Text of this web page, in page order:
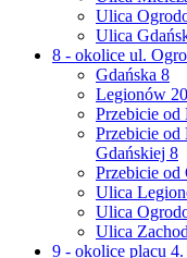
Ulica
Ulica
8 - okolice ul.
Gdańska 8
Legionów 20
Przebicie
Przebicie
Gdańskiej 8
Przebicie
Ulica
Ulica
Ulica
9 - okolice placu